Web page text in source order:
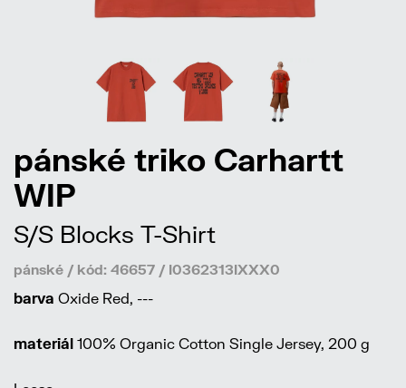
pánské triko Carhartt
WIP
S/S Blocks T-Shirt
pánské / kód: 46657 / I0362313IXXX0
barva Oxide Red, ---
materiál 100% Organic Cotton Single Jersey, 200 g